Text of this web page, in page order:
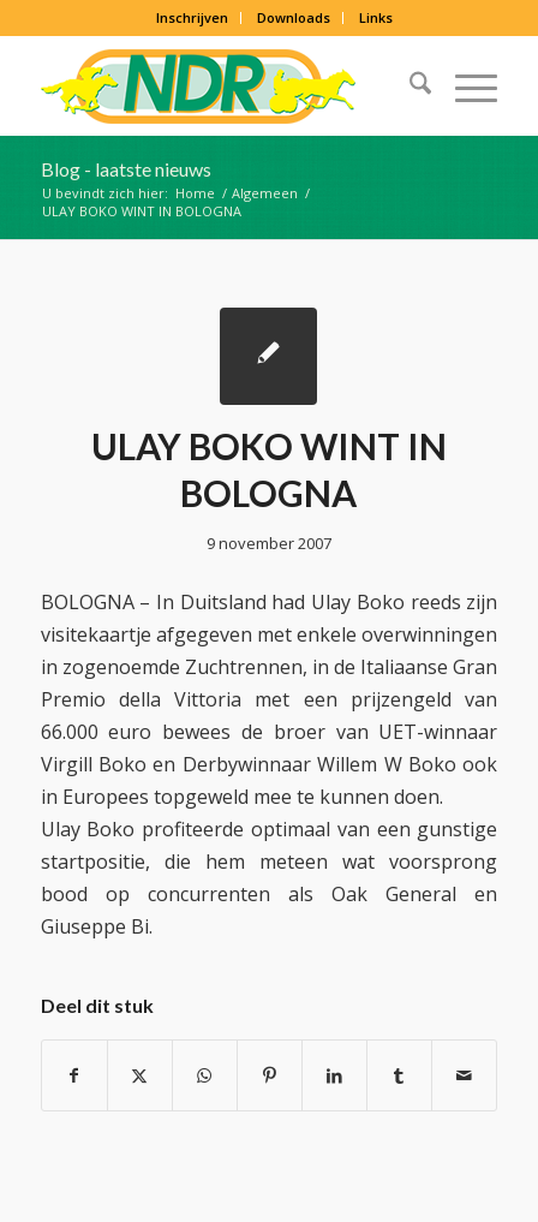
Inschrijven Downloads Links
Blog - laatste nieuws
U bevindt zich hier: Home / Algemeen /
ULAY BOKO WINT IN BOLOGNA
ULAY BOKO WINT IN
BOLOGNA
9 november 2007
BOLOGNA – In Duitsland had Ulay Boko reeds zijn
visitekaartje afgegeven met enkele overwinningen
in zogenoemde Zuchtrennen, in de Italiaanse Gran
Premio della Vittoria met een prijzengeld van
66.000 euro bewees de broer van UET-winnaar
Virgill Boko en Derbywinnaar Willem W Boko ook
in Europees topgeweld mee te kunnen doen.
Ulay Boko profiteerde optimaal van een gunstige
startpositie, die hem meteen wat voorsprong
bood op concurrenten als Oak General en
Giuseppe Bi.
Deel dit stuk